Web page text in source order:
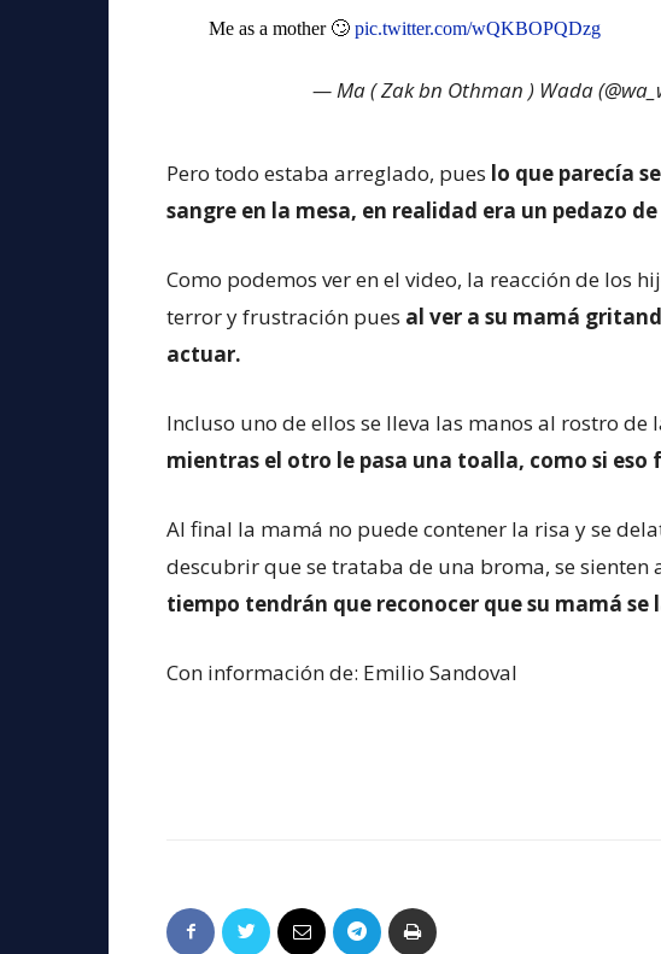
Me as a mother 🙄 pic.twitter.com/wQKBOPQDzg
— Ma ( Zak bn Othman ) Wada
Pero todo estaba arreglado, pues lo que parecía
sangre en la mesa, en realidad era un pedazo
Como podemos ver en el video, la reacción de los
terror y frustración pues al ver a su mamá
actuar.
Incluso uno de ellos se lleva las manos al rostro
mientras el otro le pasa una toalla, como si eso
Al final la mamá no puede contener la risa y se
descubrir que se trataba de una broma, se sienten
tiempo tendrán que reconocer que su mamá se
Con información de: Emilio Sandoval